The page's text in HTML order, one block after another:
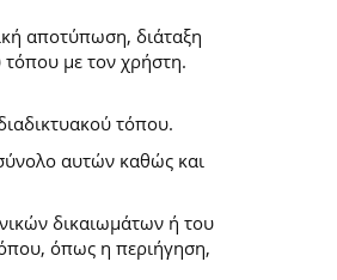
αποτύπωση, διάταξη
τόπου με τον χρήστη.
τόπου.
αυτών καθώς και
δικαιωμάτων ή του
όπως η περιήγηση,